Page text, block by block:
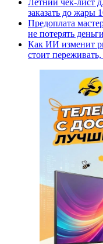
заказать до жары
Предоплата
не потерять деньги
Как ИИ изменит
стоит